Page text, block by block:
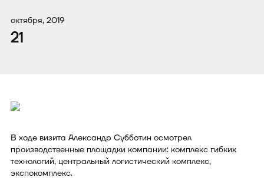
октября, 2019
21
В ходе визита Александр Субботин осмотрел
производственные площадки компании: комплекс гибких
технологий, центральный логистический комплекс,
экспокомплекс.